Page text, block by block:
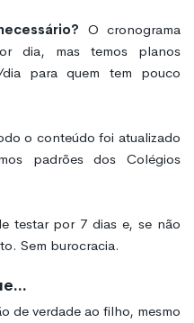
O cronograma
dia, mas temos planos
para quem tem pouco
o conteúdo foi atualizado
padrões dos Colégios
testar por 7 dias e, se não
Sem burocracia.
de verdade ao filho, mesmo